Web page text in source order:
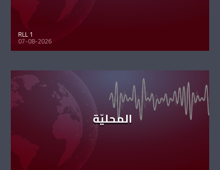
RLL 1
07-08-2026
المحليّة